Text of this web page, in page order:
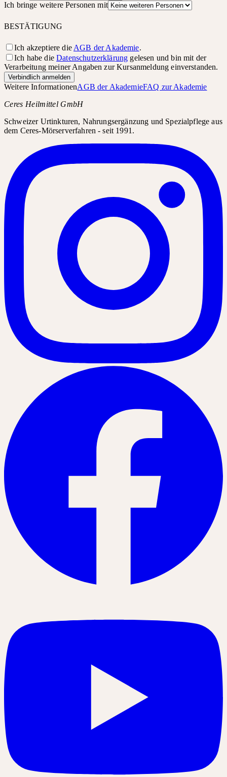
Ich bringe weitere Personen mit
BESTÄTIGUNG
Ich akzeptiere die AGB der Akademie.
Ich habe die Datenschutzerklärung gelesen und bin mit der
Verarbeitung meiner Angaben zur Kursanmeldung einverstanden.
Verbindlich anmelden
Weitere InformationenAGB der AkademieFAQ zur Akademie
Ceres Heilmittel GmbH
Schweizer Urtinkturen, Nahrungsergänzung und Spezialpflege aus
dem Ceres-Mörserverfahren - seit 1991.